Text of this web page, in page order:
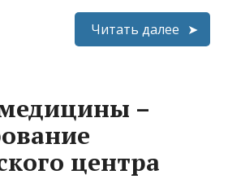
Читать далее
–
центра